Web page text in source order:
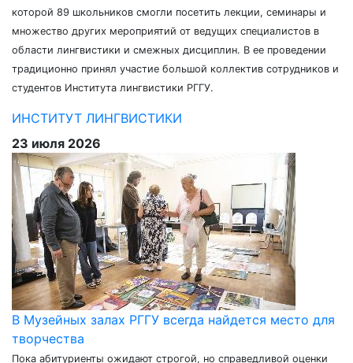
которой 89 школьников смогли посетить лекции, семинары и
множество других мероприятий от ведущих специалистов в
области лингвистики и смежных дисциплин. В ее проведении
традиционно принял участие большой коллектив сотрудников и
студентов Института лингвистики РГГУ.
ИНСТИТУТ ЛИНГВИСТИКИ
23 июля 2026
В Музейных залах РГГУ всегда найдется место для
творчества
Пока абитуриенты ожидают строгой, но справедливой оценки